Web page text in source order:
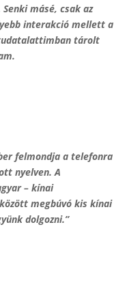
másé, csak az
interakció mellett a
tárolt
felmondja a telefonra
nyelven. A
– kínai
megbúvó kis kínai
dolgozni.”